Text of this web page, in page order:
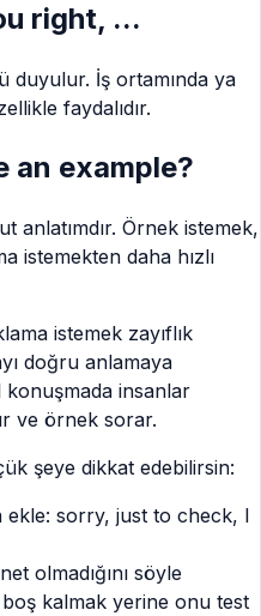
right, ...
duyulur. İş ortamında ya
faydalıdır.
an example?
anlatımdır. Örnek istemek,
istemekten daha hızlı
istemek zayıflık
doğru anlamaya
konuşmada insanlar
ve örnek sorar.
şeye dikkat edebilirsin:
ekle: sorry, just to check, I
olmadığını söyle
kalmak yerine onu test